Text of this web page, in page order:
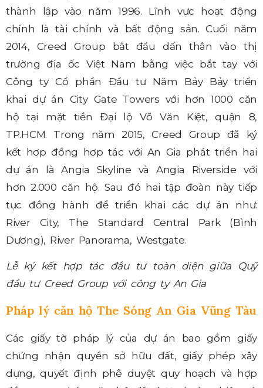
thành lập vào năm 1996. Lĩnh vực hoạt động
chính là tài chính và bất động sản. Cuối năm
2014, Creed Group bắt đầu dấn thân vào thị
trường địa ốc Việt Nam bằng việc bắt tay với
Công ty Cổ phần Đầu tư Năm Bảy Bảy triển
khai dự án City Gate Towers với hơn 1000 căn
hộ tại mặt tiền Đại lộ Võ Văn Kiệt, quận 8,
TP.HCM. Trong năm 2015, Creed Group đã ký
kết hợp đồng hợp tác với An Gia phát triển hai
dự án là Angia Skyline và Angia Riverside với
hơn 2.000 căn hộ. Sau đó hai tập đoàn này tiếp
tục đồng hành để triển khai các dự án như:
River City, The Standard Central Park (Bình
Dương), River Panorama, Westgate.
Lễ ký kết hợp tác đầu tư toàn diện giữa Quỹ
đầu tư Creed Group với công ty An Gia
Pháp lý căn hộ The Sóng An Gia Vũng Tàu
Các giấy tờ pháp lý của dự án bao gồm giấy
chứng nhận quyền sở hữu đất, giấy phép xây
dựng, quyết định phê duyệt quy hoạch và hợp